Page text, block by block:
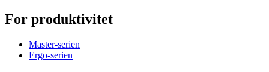
For produktivitet
Master-serien
Ergo-serien